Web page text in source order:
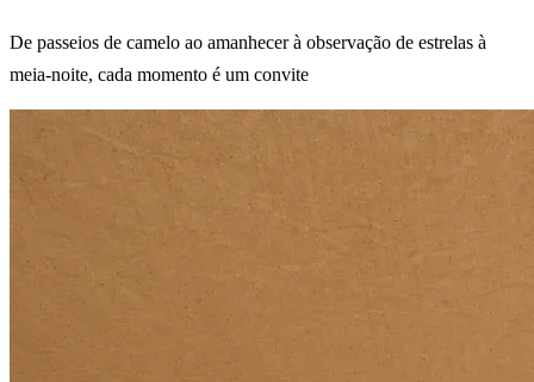
De passeios de camelo ao amanhecer à observação de estrelas à
meia-noite, cada momento é um convite